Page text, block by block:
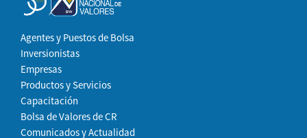
Agentes y Puestos de Bolsa
Inversionistas
Empresas
Productos y Servicios
Capacitación
Bolsa de Valores de CR
Comunicados y Actualidad